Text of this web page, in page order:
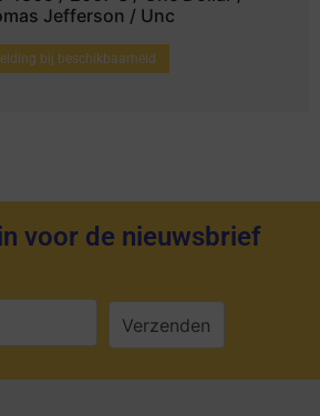
Jefferson / Unc
bij beschikbaarheid
voor de nieuwsbrief